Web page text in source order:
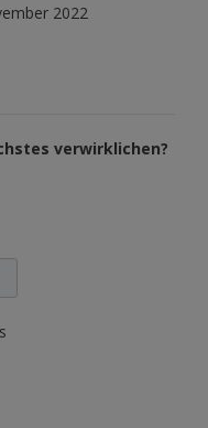
2022
verwirklichen?